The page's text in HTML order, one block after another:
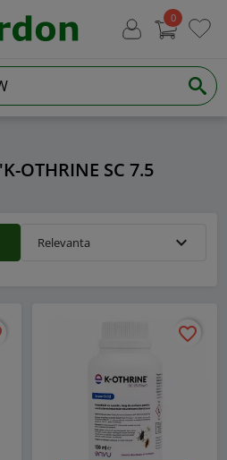
0
OTHRINE SC 7.5
Relevanta expand_more
favorite_border
favorite_border